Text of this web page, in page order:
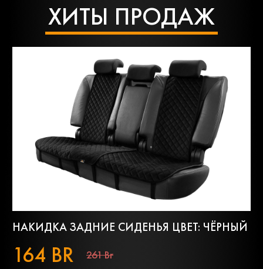
ХИТЫ ПРОДАЖ
НАКИДКА ЗАДНИЕ СИДЕНЬЯ ЦВЕТ: ЧЁРНЫЙ
164 BR 261 Br